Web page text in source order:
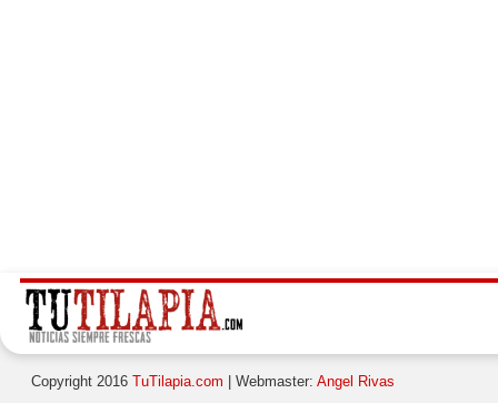
Copyright 2016 TuTilapia.com | Webmaster: Angel Rivas